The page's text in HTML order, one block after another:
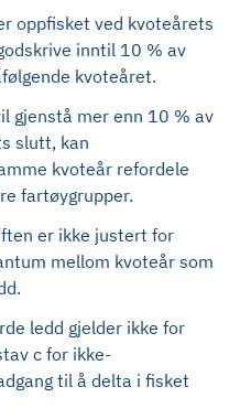
oppfisket ved kvoteårets
inntil 10 % av
kvoteåret.
gjenstå mer enn 10 % av
slutt, kan
kvoteår refordele
fartøygrupper.
er ikke justert for
mellom kvoteår som
ledd gjelder ikke for
c for ikke-
til å delta i fisket